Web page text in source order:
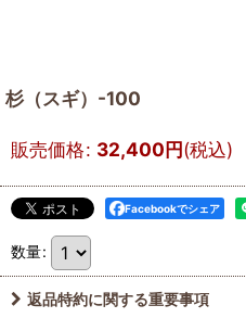
杉（スギ）-100
販売価格: 32,400円(税込)
Facebookでシェア
数量:
返品特約に関する重要事項